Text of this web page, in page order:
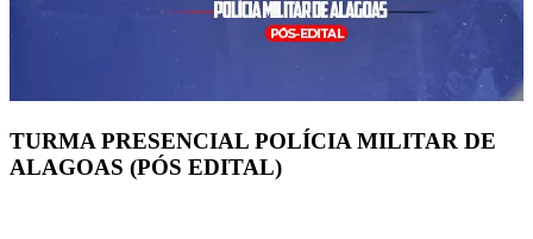
TURMA PRESENCIAL POLÍCIA MILITAR DE
ALAGOAS (PÓS EDITAL)